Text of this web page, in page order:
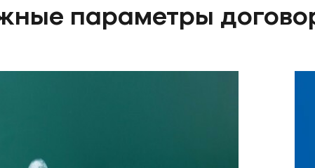
параметры